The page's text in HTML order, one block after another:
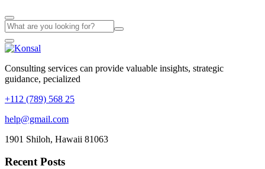
Consulting services can provide valuable insights, strategic
guidance, pecialized
+112 (789) 568 25
help@gmail.com
1901 Shiloh, Hawaii 81063
Recent Posts